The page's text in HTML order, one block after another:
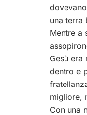
una terra
Mentre a
Gesù
dentro e
migliore,
Con una